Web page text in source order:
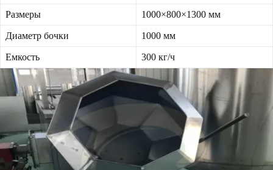
Размеры 1000×800×1300 мм
Диаметр бочки 1000 мм
Емкость 300 кг/ч